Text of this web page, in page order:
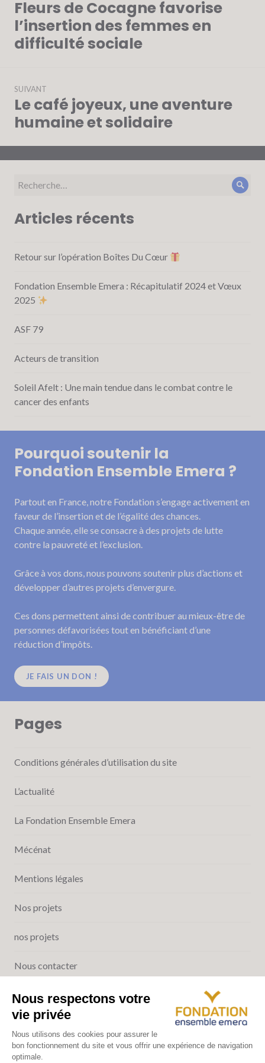
l’article
Article
précédent :
Fleurs de Cocagne favorise
l’insertion des femmes en
difficulté sociale
SUIVANT
Article
Suivant:
Le café joyeux, une aventure
humaine et solidaire
Recherche
Articles récents
Retour sur l’opération Boîtes Du Cœur
Fondation Ensemble Emera : Récapitulatif 2024 et Vœux
2025
ASF 79
Acteurs de transition
Soleil Afelt : Une main tendue dans le combat contre le
cancer des enfants
Pourquoi soutenir la
Fondation Ensemble Emera ?
Partout en France, notre Fondation s’engage activement en
faveur de l’insertion et de l’égalité des chances.
Chaque année, elle se consacre à des projets de lutte
contre la pauvreté et l’exclusion.
Grâce à vos dons, nous pouvons soutenir plus d’actions et
développer d’autres projets d’envergure.
Ces dons permettent ainsi de contribuer au mieux-être de
personnes défavorisées tout en bénéficiant d’une
réduction d’impôts.
JE FAIS UN DON !
Pages
Conditions générales d’utilisation du site
L’actualité
La Fondation Ensemble Emera
Mécénat
Mentions légales
Nos projets
nos projets
Nous contacter
Qui sommes-nous ?
Contactez-nous